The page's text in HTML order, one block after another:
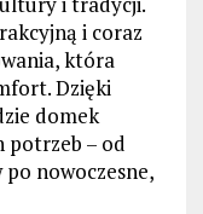
i coraz
która
Dzięki
domek
potrzeb – od
nowoczesne,